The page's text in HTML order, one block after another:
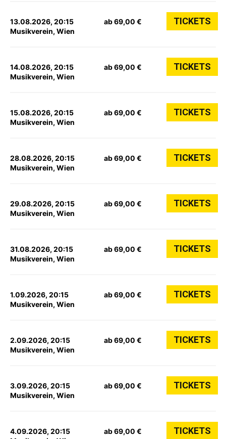
13.08.2026, 20:15
Musikverein, Wien
ab 69,00 € TICKETS
14.08.2026, 20:15
Musikverein, Wien
ab 69,00 € TICKETS
15.08.2026, 20:15
Musikverein, Wien
ab 69,00 € TICKETS
28.08.2026, 20:15
Musikverein, Wien
ab 69,00 € TICKETS
29.08.2026, 20:15
Musikverein, Wien
ab 69,00 € TICKETS
31.08.2026, 20:15
Musikverein, Wien
ab 69,00 € TICKETS
1.09.2026, 20:15
Musikverein, Wien
ab 69,00 € TICKETS
2.09.2026, 20:15
Musikverein, Wien
ab 69,00 € TICKETS
3.09.2026, 20:15
Musikverein, Wien
ab 69,00 € TICKETS
4.09.2026, 20:15
ab 69,00 € TICKETS